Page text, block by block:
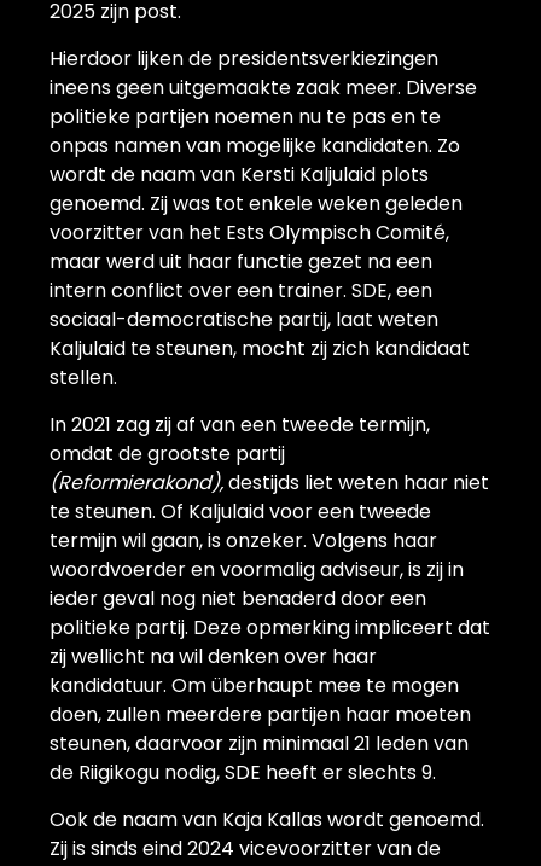
2025 zijn post.
Hierdoor lijken de presidentsverkiezingen
ineens geen uitgemaakte zaak meer. Diverse
politieke partijen noemen nu te pas en te
onpas namen van mogelijke kandidaten. Zo
wordt de naam van Kersti Kaljulaid plots
genoemd. Zij was tot enkele weken geleden
voorzitter van het Ests Olympisch Comité,
maar werd uit haar functie gezet na een
intern conflict over een trainer. SDE, een
sociaal-democratische partij, laat weten
Kaljulaid te steunen, mocht zij zich kandidaat
stellen.
In 2021 zag zij af van een tweede termijn,
omdat de grootste partij
(Reformierakond),destijds liet weten haar niet
te steunen. Of Kaljulaid voor een tweede
termijn wil gaan, is onzeker. Volgens haar
woordvoerder en voormalig adviseur, is zij in
ieder geval nog niet benaderd door een
politieke partij. Deze opmerking impliceert dat
zij wellicht na wil denken over haar
kandidatuur. Om überhaupt mee te mogen
doen, zullen meerdere partijen haar moeten
steunen, daarvoor zijn minimaal 21 leden van
de Riigikogu nodig, SDE heeft er slechts 9.
Ook de naam van Kaja Kallas wordt genoemd.
Zij is sinds eind 2024 vicevoorzitter van de